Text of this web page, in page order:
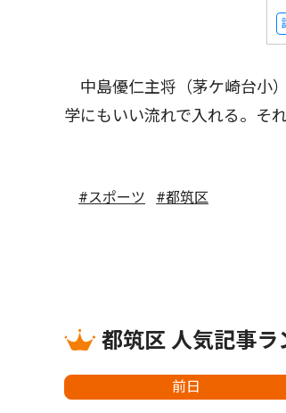
中島優仁主将（茅ケ崎台小
学にもいい流れで入れる。そ
#スポーツ #都筑区
都筑区 人気記事ラ
前日